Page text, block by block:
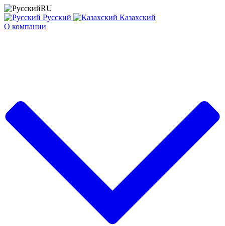
RU
Русский
Казахский
О компании